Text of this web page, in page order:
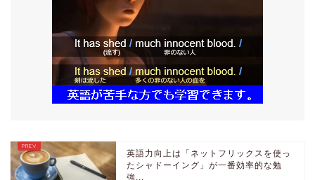
英語力向上は「ネットフリックスを使っ
たシャドーイング」が一番効率的な勉
強...